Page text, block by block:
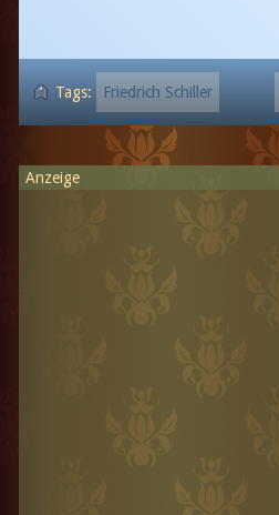
Tags: Friedrich Schiller
Anzeige